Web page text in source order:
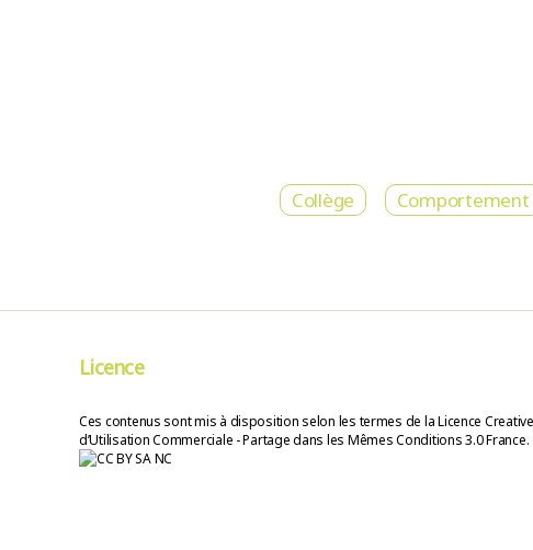
Collège Comportement
Licence
Ces contenus sont mis à disposition selon les termes de la Licence
d’Utilisation Commerciale - Partage dans les Mêmes Conditions 3.0 France.